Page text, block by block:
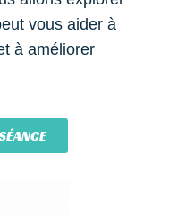
vous aider à
à améliorer